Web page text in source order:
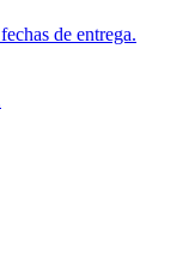
de entrega.